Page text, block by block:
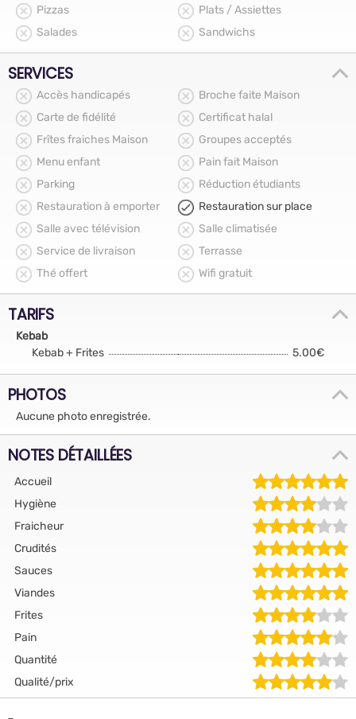
Pizzas
Plats / Assiettes
Salades
Sandwichs
SERVICES
Accès handicapés
Broche faite Maison
Carte de fidélité
Certificat halal
Frîtes fraiches Maison
Groupes acceptés
Menu enfant
Pain fait Maison
Parking
Réduction étudiants
Restauration à emporter
Restauration sur place
Salle avec télévision
Salle climatisée
Service de livraison
Terrasse
Thé offert
Wifi gratuit
TARIFS
Kebab
Kebab + Frites
5.00€
PHOTOS
Aucune photo enregistrée.
NOTES DÉTAILLÉES
Accueil
Hygiène
Fraicheur
Crudités
Sauces
Viandes
Frites
Pain
Quantité
Qualité/prix